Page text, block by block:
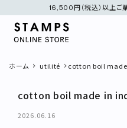
16,500円（税込）以上ご
ホーム utilité
cotton boil
cotton boil made in
2026.06.16